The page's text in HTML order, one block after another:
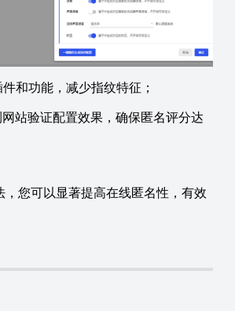
和功能，减少指纹特征；
站验证配置效果，确保匿名评分达
您可以显著提高在线匿名性，有效